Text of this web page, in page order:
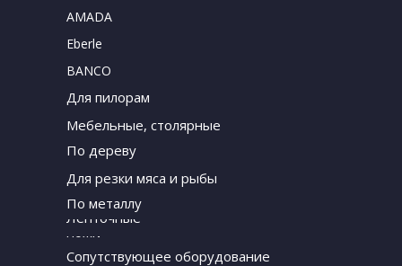
AMADA
Eberle
BANCO
Для пилорам
Мебельные, столярные
По дереву
Для резки мяса и рыбы
По металлу
Ленточные
ножи
Сопутствующее оборудование